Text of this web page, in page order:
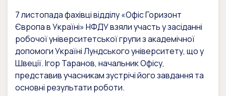
7 листопада фахівці відділу «Офіс Горизонт
Європа в Україні» НФДУ взяли участь у засіданні
робочої університетської групи з академічної
допомоги Україні Лундського університету, що у
Швеції. Ігор Таранов, начальник Офісу,
представив учасникам зустрічі його завдання та
основні результати роботи.